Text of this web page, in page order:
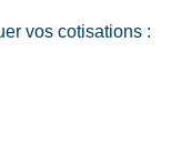
vos cotisations :